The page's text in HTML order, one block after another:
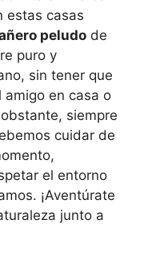
estas casas
peludo de
puro y
sin tener que
en casa o
siempre
cuidar de
el entorno
¡Aventúrate
junto a